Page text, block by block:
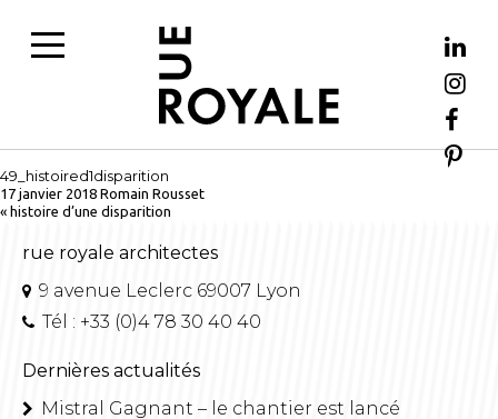
49_histoired1disparition
17 janvier 2018 Romain Rousset
« histoire d’une disparition
rue royale architectes
9 avenue Leclerc 69007 Lyon
Tél : +33 (0)4 78 30 40 40
Dernières actualités
Mistral Gagnant – le chantier est lancé